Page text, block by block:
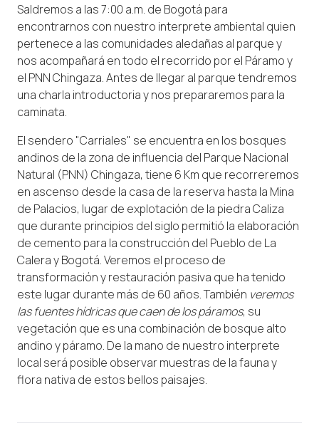
Saldremos a las 7:00 a.m. de Bogotá para
encontrarnos con nuestro interprete ambiental quien
pertenece a las comunidades aledañas al parque y
nos acompañará en todo el recorrido por el Páramo y
el PNN Chingaza. Antes de llegar al parque tendremos
una charla introductoria y nos prepararemos para la
caminata.
El sendero "Carriales" se encuentra en los bosques
andinos de la zona de influencia del Parque Nacional
Natural (PNN) Chingaza, tiene 6 Km que recorreremos
en ascenso desde la casa de la reserva hasta la Mina
de Palacios, lugar de explotación de la piedra Caliza
que durante principios del siglo permitió la elaboración
de cemento para la construcción del Pueblo de La
Calera y Bogotá. Veremos el proceso de
transformación y restauración pasiva que ha tenido
este lugar durante más de 60 años. También veremos
las fuentes hídricas que caen de los páramos, su
vegetación que es una combinación de bosque alto
andino y páramo. De la mano de nuestro interprete
local será posible observar muestras de la fauna y
flora nativa de estos bellos paisajes.